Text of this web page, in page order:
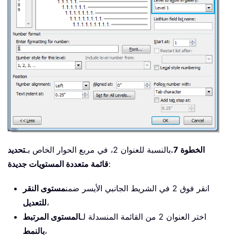
الخطوة 7. بالنسبة للعنوان 2، في مربع الحوار الخاص بـ
تحديد
قائمة متعددة المستويات جديدة:
انقر فوق 2 في الشريط الجانبي الأيسر ضمن
مستوى النقر
للتعديل،
اختر العنوان 2 من القائمة المنسدلة لـ
المستوى المرتبط
بالنمط،